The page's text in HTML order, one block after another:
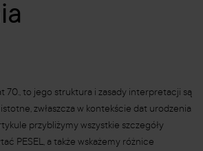
70., to jego struktura i zasady interpretacji są
zwłaszcza w kontekście dat urodzenia
przybliżymy wszystkie szczegóły
PESEL, a także wskażemy różnice